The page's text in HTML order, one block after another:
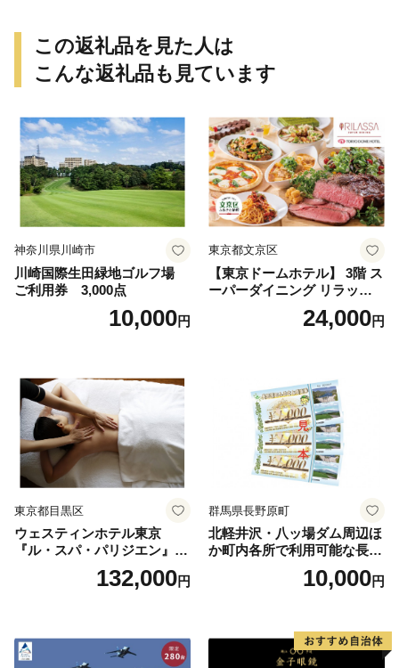
県 小牧市 送料無料
この返礼品を見た人は
こんな返礼品も見ています
神奈川県川崎市
川崎国際生田緑地ゴルフ場
ご利用券 3,000点
10,000円
東京都文京区
【東京ドームホテル】 3階 ス
ーパーダイニング リラッサ
ランチブッフェ お食事券 大
人1名様分 関東 東京 ご利用
24,000円
東京都目黒区
ウェスティンホテル東京
『ル・スパ・パリジエン』選
べるボディセラピー90分/1名
132,000円
群馬県長野原町
北軽井沢・八ッ場ダム周辺ほ
か町内各所で利用可能な長野
原町ふるさと感謝券（3,000
円分）【トラベル 観光 旅行
10,000円